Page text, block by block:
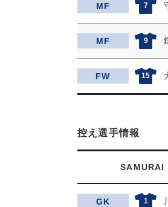
MF 7
MF 9
FW 15
控え選手情報
SAMURAI
GK 1